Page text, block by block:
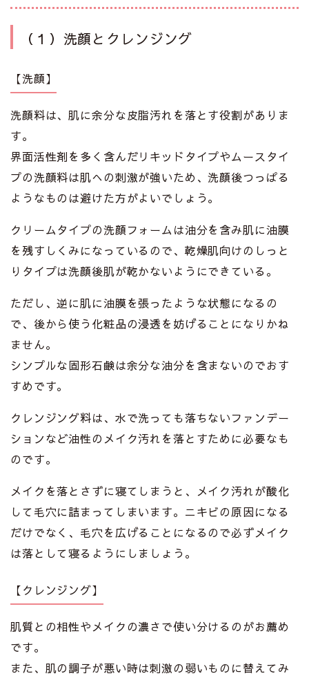
（１）洗顔とクレンジング
【洗顔】
洗顔料は、肌に余分な皮脂汚れを落とす役割がありま
す。
界面活性剤を多く含んだリキッドタイプやムースタイ
プの洗顔料は肌への刺激が強いため、洗顔後つっぱる
ようなものは避けた方がよいでしょう。
クリームタイプの洗顔フォームは油分を含み肌に油膜
を残すしくみになっているので、乾燥肌向けのしっと
りタイプは洗顔後肌が乾かないようにできている。
ただし、逆に肌に油膜を張ったような状態になるの
で、後から使う化粧品の浸透を妨げることになりかね
ません。
シンプルな固形石鹸は余分な油分を含まないのでおす
すめです。
クレンジング料は、水で洗っても落ちないファンデー
ションなど油性のメイク汚れを落とすために必要なも
のです。
メイクを落とさずに寝てしまうと、メイク汚れが酸化
して毛穴に詰まってしまいます。ニキビの原因になる
だけでなく、毛穴を広げることになるので必ずメイク
は落として寝るようにしましょう。
【クレンジング】
肌質との相性やメイクの濃さで使い分けるのがお薦め
です。
また、肌の調子が悪い時は刺激の弱いものに替えてみ